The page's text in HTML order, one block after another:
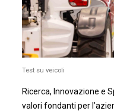
Test su veicoli
Ricerca, Innovazione e
valori fondanti per